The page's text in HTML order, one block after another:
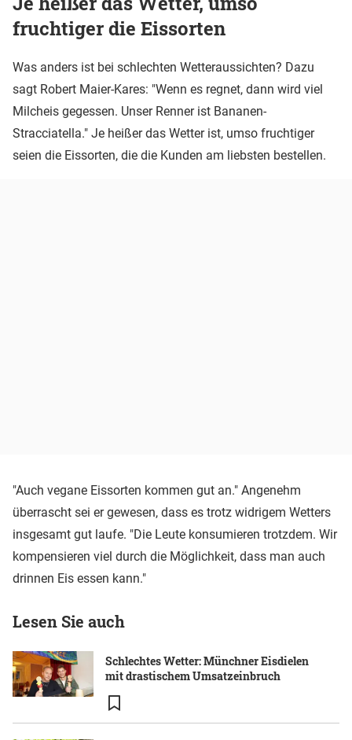
fruchtiger die Eissorten
Was anders ist bei schlechten Wetteraussichten? Dazu
sagt Robert Maier-Kares: "Wenn es regnet, dann wird viel
Milcheis gegessen. Unser Renner ist Bananen-
Stracciatella." Je heißer das Wetter ist, umso fruchtiger
seien die Eissorten, die die Kunden am liebsten bestellen.
"Auch vegane Eissorten kommen gut an." Angenehm
überrascht sei er gewesen, dass es trotz widrigem Wetters
insgesamt gut laufe. "Die Leute konsumieren trotzdem. Wir
kompensieren viel durch die Möglichkeit, dass man auch
drinnen Eis essen kann."
Lesen Sie auch
Schlechtes Wetter: Münchner Eisdielen
mit drastischem Umsatzeinbruch